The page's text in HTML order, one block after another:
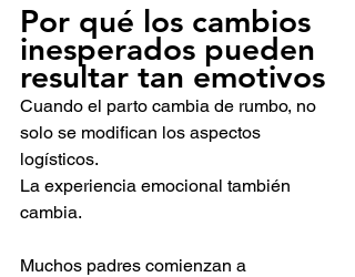
Por qué los cambios
inesperados pueden
resultar tan emotivos
Cuando el parto cambia de rumbo, no
solo se modifican los aspectos
logísticos.
La experiencia emocional también
cambia.
Muchos padres comienzan a